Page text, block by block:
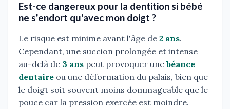
Est-ce dangereux pour la dentition si bébé
ne s'endort qu'avec mon doigt ?
Le risque est minime avant l'âge de 2 ans.
Cependant, une succion prolongée et intense
au-delà de 3 ans peut provoquer une béance
dentaire ou une déformation du palais, bien que
le doigt soit souvent moins dommageable que le
pouce car la pression exercée est moindre.